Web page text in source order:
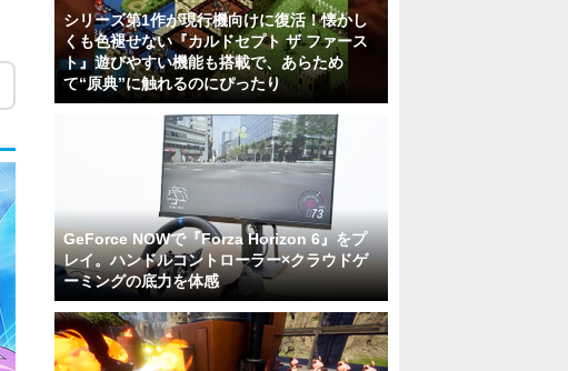
シリーズ第1作が現行機向けに復活！懐かし
くも色褪せない『カルドセプト ザ ファース
ト』遊びやすい機能も搭載で、あらため
て“原典”に触れるのにぴったり
GeForce NOWで『Forza Horizon 6』をプ
レイ。ハンドルコントローラー×クラウドゲ
ーミングの底力を体感